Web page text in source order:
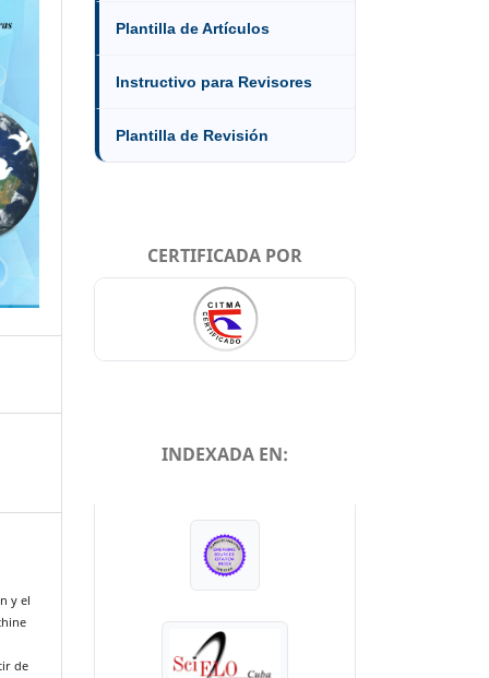
y el
de
Plantilla de Artículos
Instructivo para Revisores
Plantilla de Revisión
CERTIFICADA POR
INDEXADA EN: